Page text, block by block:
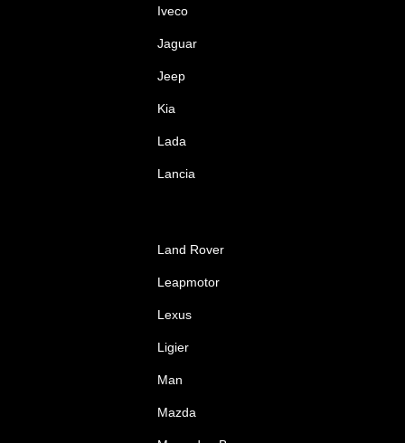
Iveco
Jaguar
Jeep
Kia
Lada
Lancia
Land Rover
Leapmotor
Lexus
Ligier
Man
Mazda